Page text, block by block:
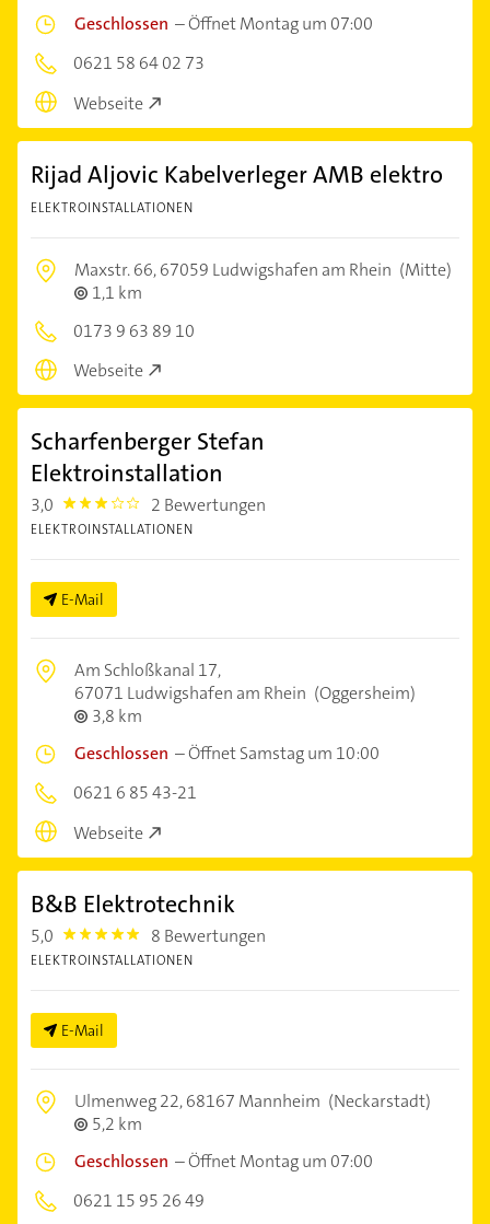
Geschlossen –Öffnet Montag um 07:00
0621 58 64 02 73
Webseite
Rijad Aljovic Kabelverleger AMB elektro
ELEKTROINSTALLATIONEN
Maxstr. 66,67059 Ludwigshafen am Rhein (Mitte)
1,1 km
0173 9 63 89 10
Webseite
Scharfenberger Stefan
Elektroinstallation
3,0 3.0 2 Bewertungen
ELEKTROINSTALLATIONEN
E-Mail
Am Schloßkanal 17,
67071 Ludwigshafen am Rhein (Oggersheim)
3,8 km
Geschlossen –Öffnet Samstag um 10:00
0621 6 85 43-21
Webseite
B&B Elektrotechnik
5,0 5.0 8 Bewertungen
ELEKTROINSTALLATIONEN
E-Mail
Ulmenweg 22,68167 Mannheim (Neckarstadt)
5,2 km
Geschlossen –Öffnet Montag um 07:00
0621 15 95 26 49